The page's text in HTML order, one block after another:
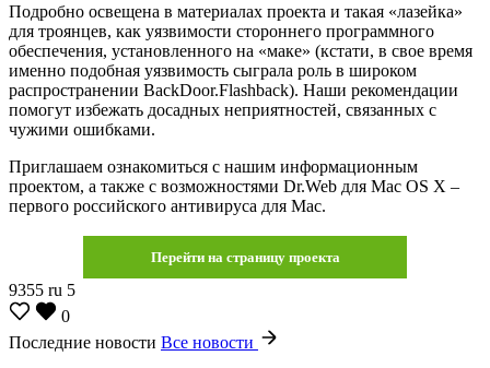
Подробно освещена в материалах проекта и такая «лазейка»
для троянцев, как уязвимости стороннего программного
обеспечения, установленного на «маке» (кстати, в свое время
именно подобная уязвимость сыграла роль в широком
распространении BackDoor.Flashback). Наши рекомендации
помогут избежать досадных неприятностей, связанных с
чужими ошибками.
Приглашаем ознакомиться с нашим информационным
проектом, а также с возможностями Dr.Web для Mac OS X –
первого российского антивируса для Mac.
Перейти на страницу проекта
9355 ru 5
0
Последние новости Все новости